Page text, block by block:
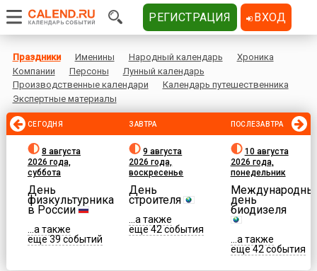
Праздники Именины Народный календарь
Хроника
Компании
Персоны
Лунный календарь
Производственные календари
Календарь путешественника
Экспертные материалы
СЕГОДНЯ
8 августа
2026 года,
суббота
День
физкультурника
в России
...а также
еще 39 событий
ЗАВТРА
9 августа
2026 года,
воскресенье
День
строителя
...а также
еще 42 события
ПОСЛЕЗАВТРА
10 августа
2026 года,
понедельник
день
биодизеля
...а также
еще 42 события
РЕГИСТРАЦИЯ ВХОД